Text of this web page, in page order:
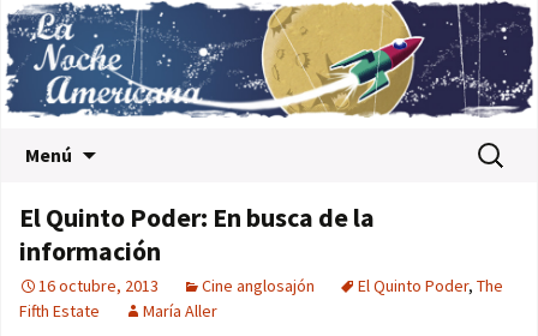
Menú Buscar:
El Quinto Poder: En busca de la
información
16 octubre, 2013 Cine anglosajón El Quinto Poder, The
Fifth Estate
María Aller